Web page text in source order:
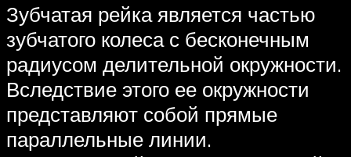
Зубчатая рейка является частью
зубчатого колеса с бесконечным
радиусом делительной окружности.
Вследствие этого ее окружности
представляют собой прямые
параллельные линии.